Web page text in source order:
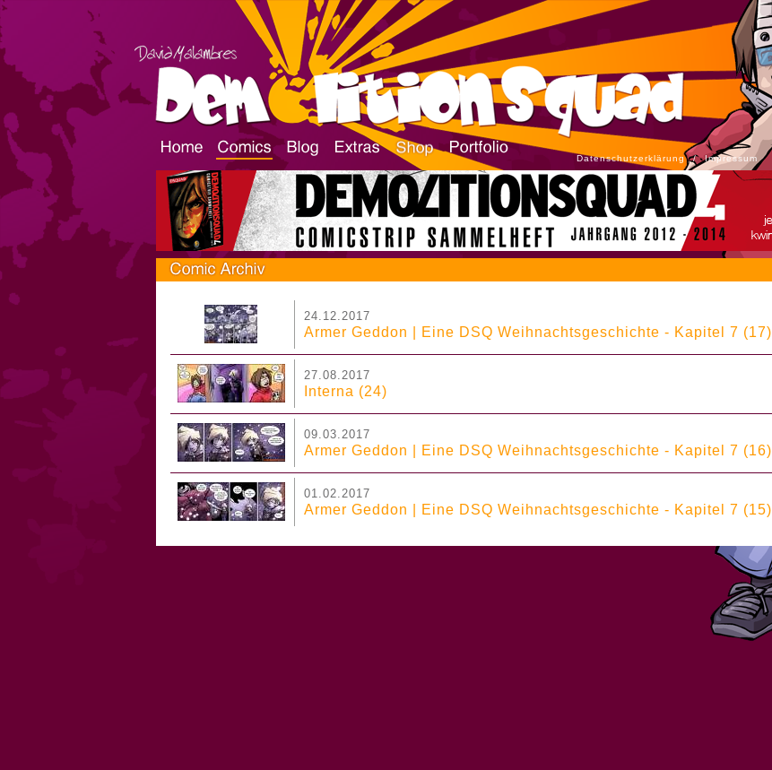
Datenschutzerklärung / Impressum
24.12.2017
Armer Geddon | Eine DSQ Weihnachtsgeschichte - Kapitel 7 (17)
27.08.2017
Interna (24)
09.03.2017
Armer Geddon | Eine DSQ Weihnachtsgeschichte - Kapitel 7 (16)
01.02.2017
Armer Geddon | Eine DSQ Weihnachtsgeschichte - Kapitel 7 (15)